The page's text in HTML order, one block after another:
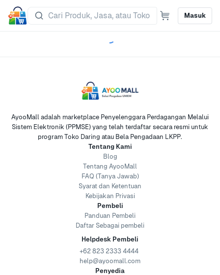
Masuk
AyooMall adalah marketplace Penyelenggara Perdagangan Melalui
Sistem Elektronik (PPMSE) yang telah terdaftar secara resmi untuk
program Toko Daring atau Bela Pengadaan LKPP.
Tentang Kami
Blog
Tentang AyooMall
FAQ (Tanya Jawab)
Syarat dan Ketentuan
Kebijakan Privasi
Pembeli
Panduan Pembeli
Daftar Sebagai pembeli
Helpdesk Pembeli
+62 823 2333 4444
help@ayoomall.com
Penyedia